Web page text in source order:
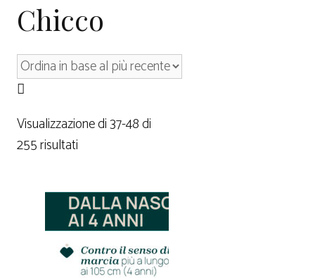
Chicco
Visualizzazione di 37-48 di
255 risultati